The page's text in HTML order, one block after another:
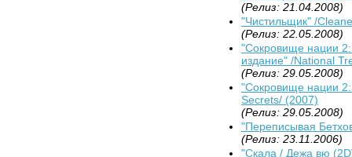
(Релиз: 21.04.2008)
"Чистильщик" /
(Релиз: 22.05.2008)
"Сокровище нации 2:
издание" /National
(Релиз: 29.05.2008)
"Сокровище нации
Secrets/ (2007)
(Релиз: 29.05.2008)
"Переписывая
(Релиз: 23.11.2006)
"Скала / Дежа вю